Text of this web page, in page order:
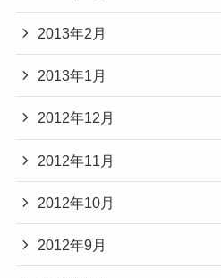
2013年2月
2013年1月
2012年12月
2012年11月
2012年10月
2012年9月